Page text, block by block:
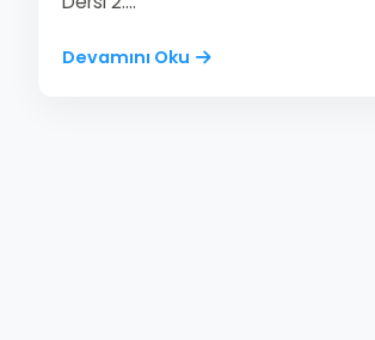
Devamını Oku